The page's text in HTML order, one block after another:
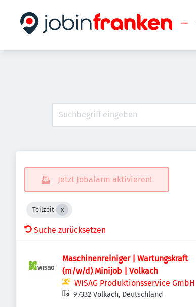
Jetzt Jobalarm aktivieren!
Teilzeit
Suche zurücksetzen
Maschinenreiniger | Wartungskraft
(m/w/d) Minijob | Volkach
WISAG Produktionsservice GmbH
97332 Volkach, Deutschland